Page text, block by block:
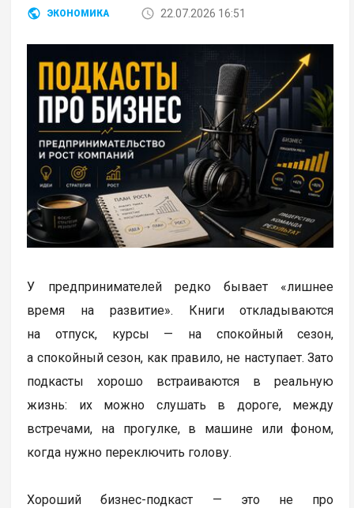
ЭКОНОМИКА 22.07.2026 16:51
У предпринимателей редко бывает «лишнее
время на развитие». Книги откладываются
на отпуск, курсы — на спокойный сезон,
а спокойный сезон, как правило, не наступает. Зато
подкасты хорошо встраиваются в реальную
жизнь: их можно слушать в дороге, между
встречами, на прогулке, в машине или фоном,
когда нужно переключить голову.
Хороший бизнес-подкаст — это не про